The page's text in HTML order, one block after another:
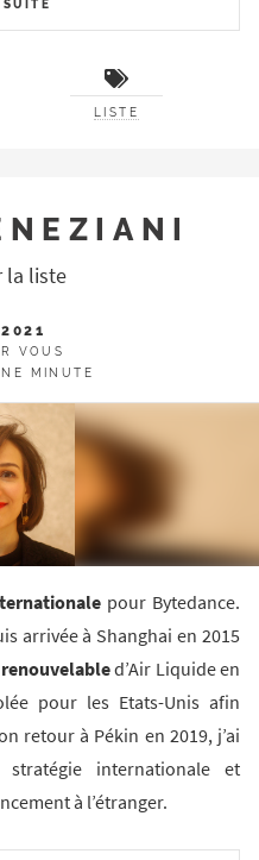
LISTE
la liste
VOUS
MINUTE
pour Bytedance.
arrivée à Shanghai en 2015
d’Air Liquide en
pour les Etats-Unis afin
retour à Pékin en 2019, j’ai
internationale et
à l’étranger.